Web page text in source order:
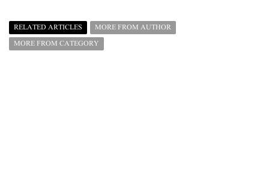
RELATED ARTICLES
MORE FROM AUTHOR
MORE FROM CATEGORY